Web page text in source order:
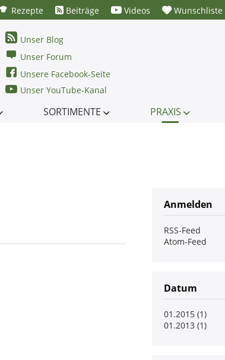
Rezepte Beiträge Videos Wunschliste
Unser Blog
Unser Forum
Unsere Facebook-Seite
Unser YouTube-Kanal
SORTIMENTE PRAXIS
Anmelden
RSS-Feed
Atom-Feed
Datum
01.2015 (1)
01.2013 (1)